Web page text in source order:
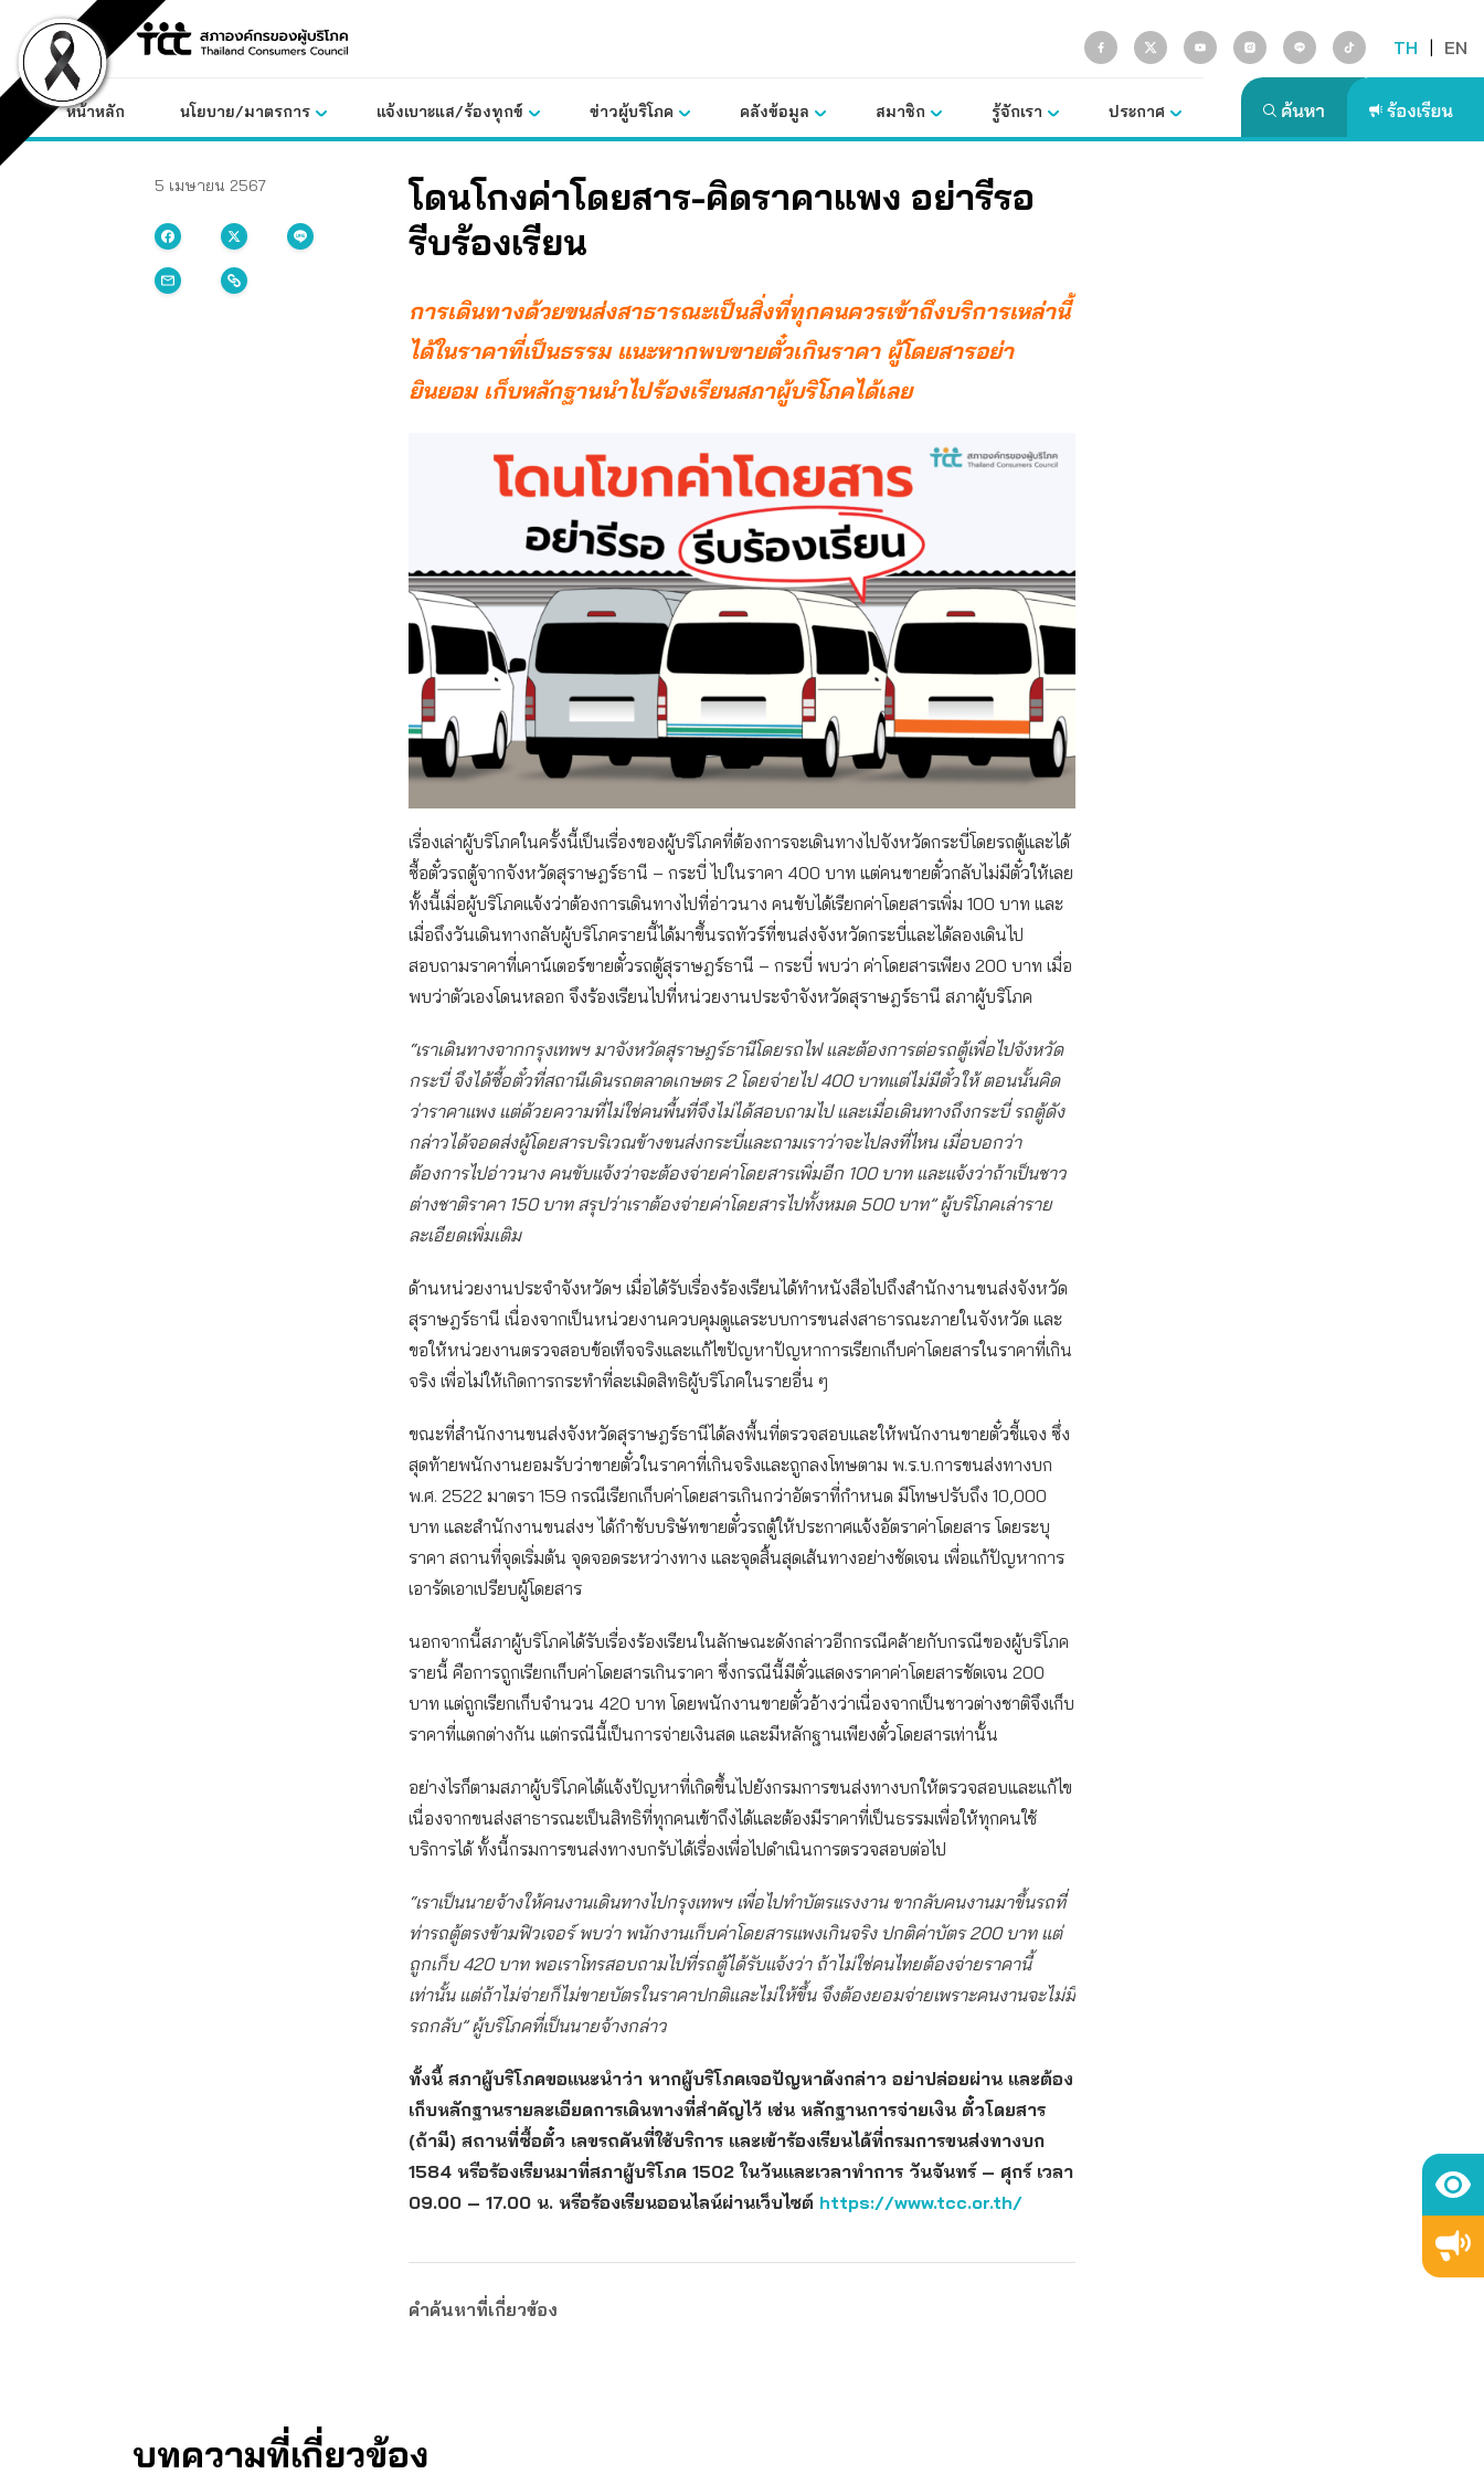
content
TH | EN
หน้าหลัก นโยบาย/มาตรการ แจ้งเบาะแส/ร้องทุกข์ ข่าวผู้บริโภค คลังข้อมูล สมาชิก รู้จักเรา ประกาศ
5 เมษายน 2567
โดนโกงค่าโดยสาร-คิดราคาแพง อย่ารีรอ
รีบร้องเรียน
การเดินทางด้วยขนส่งสาธารณะเป็นสิ่งที่ทุกคนควรเข้าถึงบริการเหล่านี้
ได้ในราคาที่เป็นธรรม แนะหากพบขายตั๋วเกินราคา ผู้โดยสารอย่า
ยินยอม เก็บหลักฐานนำไปร้องเรียนสภาผู้บริโภคได้เลย
เรื่องเล่าผู้บริโภคในครั้งนี้เป็นเรื่องของผู้บริโภคที่ต้องการจะเดินทางไปจังหวัดกระบี่โดยรถตู้และได้
ซื้อตั๋วรถตู้จากจังหวัดสุราษฎร์ธานี – กระบี่ ไปในราคา 400 บาท แต่คนขายตั๋วกลับไม่มีตั๋วให้เลย
ทั้งนี้เมื่อผู้บริโภคแจ้งว่าต้องการเดินทางไปที่อ่าวนาง คนขับได้เรียกค่าโดยสารเพิ่ม 100 บาท และ
เมื่อถึงวันเดินทางกลับผู้บริโภครายนี้ได้มาขึ้นรถทัวร์ที่ขนส่งจังหวัดกระบี่และได้ลองเดินไป
สอบถามราคาที่เคาน์เตอร์ขายตั๋วรถตู้สุราษฎร์ธานี – กระบี่ พบว่า ค่าโดยสารเพียง 200 บาท เมื่อ
พบว่าตัวเองโดนหลอก จึงร้องเรียนไปที่หน่วยงานประจำจังหวัดสุราษฎร์ธานี สภาผู้บริโภค
“เราเดินทางจากกรุงเทพฯ มาจังหวัดสุราษฎร์ธานีโดยรถไฟ และต้องการต่อรถตู้เพื่อไปจังหวัด
กระบี่ จึงได้ซื้อตั๋วที่สถานีเดินรถตลาดเกษตร 2 โดยจ่ายไป 400 บาทแต่ไม่มีตั๋วให้ ตอนนั้นคิด
ว่าราคาแพง แต่ด้วยความที่ไม่ใช่คนพื้นที่จึงไม่ได้สอบถามไป และเมื่อเดินทางถึงกระบี่ รถตู้ดัง
กล่าวได้จอดส่งผู้โดยสารบริเวณข้างขนส่งกระบี่และถามเราว่าจะไปลงที่ไหน เมื่อบอกว่า
ต้องการไปอ่าวนาง คนขับแจ้งว่าจะต้องจ่ายค่าโดยสารเพิ่มอีก 100 บาท และแจ้งว่าถ้าเป็นชาว
ต่างชาติราคา 150 บาท สรุปว่าเราต้องจ่ายค่าโดยสารไปทั้งหมด 500 บาท” ผู้บริโภคเล่าราย
ละเอียดเพิ่มเติม
ด้านหน่วยงานประจำจังหวัดฯ เมื่อได้รับเรื่องร้องเรียนได้ทำหนังสือไปถึงสำนักงานขนส่งจังหวัด
สุราษฎร์ธานี เนื่องจากเป็นหน่วยงานควบคุมดูแลระบบการขนส่งสาธารณะภายในจังหวัด และ
ขอให้หน่วยงานตรวจสอบข้อเท็จจริงและแก้ไขปัญหาปัญหาการเรียกเก็บค่าโดยสารในราคาที่เกิน
จริง เพื่อไม่ให้เกิดการกระทำที่ละเมิดสิทธิผู้บริโภคในรายอื่น ๆ
ขณะที่สำนักงานขนส่งจังหวัดสุราษฎร์ธานีได้ลงพื้นที่ตรวจสอบและให้พนักงานขายตั๋วชี้แจง ซึ่ง
สุดท้ายพนักงานยอมรับว่าขายตั๋วในราคาที่เกินจริงและถูกลงโทษตาม พ.ร.บ.การขนส่งทางบก
พ.ศ. 2522 มาตรา 159 กรณีเรียกเก็บค่าโดยสารเกินกว่าอัตราที่กำหนด มีโทษปรับถึง 10,000
บาท และสำนักงานขนส่งฯ ได้กำชับบริษัทขายตั๋วรถตู้ให้ประกาศแจ้งอัตราค่าโดยสาร โดยระบุ
ราคา สถานที่จุดเริ่มต้น จุดจอดระหว่างทาง และจุดสิ้นสุดเส้นทางอย่างชัดเจน เพื่อแก้ปัญหาการ
เอารัดเอาเปรียบผู้โดยสาร
นอกจากนี้สภาผู้บริโภคได้รับเรื่องร้องเรียนในลักษณะดังกล่าวอีกกรณีคล้ายกับกรณีของผู้บริโภค
รายนี้ คือการถูกเรียกเก็บค่าโดยสารเกินราคา ซึ่งกรณีนี้มีตั๋วแสดงราคาค่าโดยสารชัดเจน 200
บาท แต่ถูกเรียกเก็บจำนวน 420 บาท โดยพนักงานขายตั๋วอ้างว่าเนื่องจากเป็นชาวต่างชาติจึงเก็บ
ราคาที่แตกต่างกัน แต่กรณีนี้เป็นการจ่ายเงินสด และมีหลักฐานเพียงตั๋วโดยสารเท่านั้น
อย่างไรก็ตามสภาผู้บริโภคได้แจ้งปัญหาที่เกิดขึ้นไปยังกรมการขนส่งทางบกให้ตรวจสอบและแก้ไข
เนื่องจากขนส่งสาธารณะเป็นสิทธิที่ทุกคนเข้าถึงได้และต้องมีราคาที่เป็นธรรมเพื่อให้ทุกคนใช้
บริการได้ ทั้งนี้กรมการขนส่งทางบกรับได้เรื่องเพื่อไปดำเนินการตรวจสอบต่อไป
“เราเป็นนายจ้างให้คนงานเดินทางไปกรุงเทพฯ เพื่อไปทำบัตรแรงงาน ขากลับคนงานมาขึ้นรถที่
ท่ารถตู้ตรงข้ามฟิวเจอร์ พบว่า พนักงานเก็บค่าโดยสารแพงเกินจริง ปกติค่าบัตร 200 บาท แต่
ถูกเก็บ 420 บาท พอเราโทรสอบถามไปที่รถตู้ได้รับแจ้งว่า ถ้าไม่ใช่คนไทยต้องจ่ายราคานี้
เท่านั้น แต่ถ้าไม่จ่ายก็ไม่ขายบัตรในราคาปกติและไม่ให้ขึ้น จึงต้องยอมจ่ายเพราะคนงานจะไม่มี
รถกลับ” ผู้บริโภคที่เป็นนายจ้างกล่าว
ทั้งนี้ สภาผู้บริโภคขอแนะนำว่า หากผู้บริโภคเจอปัญหาดังกล่าว อย่าปล่อยผ่าน และต้อง
เก็บหลักฐานรายละเอียดการเดินทางที่สำคัญไว้ เช่น หลักฐานการจ่ายเงิน ตั๋วโดยสาร
(ถ้ามี) สถานที่ซื้อตั๋ว เลขรถคันที่ใช้บริการ และเข้าร้องเรียนได้ที่กรมการขนส่งทางบก
1584 หรือร้องเรียนมาที่สภาผู้บริโภค 1502 ในวันและเวลาทำการ วันจันทร์ – ศุกร์ เวลา
09.00 – 17.00 น. หรือร้องเรียนออนไลน์ผ่านเว็บไซต์ https://www.tcc.or.th/
คำค้นหาที่เกี่ยวข้อง
บทความที่เกี่ยวข้อง